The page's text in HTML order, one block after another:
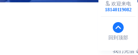
我们凭借
欢迎来电
18140119082
回到顶部